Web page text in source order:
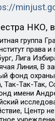
НКО,
группа
права
Лига
Линия, В
фонд
Так-Так-Так,
имени
Центр